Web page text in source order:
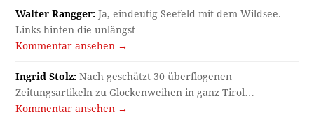
Walter Rangger: Ja, eindeutig Seefeld mit dem Wildsee.
Links hinten die unlängst…
Kommentar ansehen →
Ingrid Stolz: Nach geschätzt 30 überflogenen
Zeitungsartikeln zu Glockenweihen in ganz Tirol…
Kommentar ansehen →